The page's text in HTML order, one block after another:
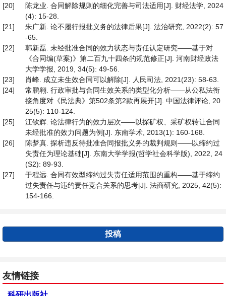
[20]
陈龙业. 合同解除规则的细化完善与司法适用[J]. 财经法学, 2024
(4): 15-28.
[21]
朱广新. 论不履行报批义务的法律后果[J]. 法治研究, 2022(2): 57
-65.
[22]
韩新磊. 未经批准合同的效力状态与责任认定研究——基于对
《合同编(草案)》第二百九十四条的规范修正[J]. 河南财经政法
大学学报, 2019, 34(5): 49-56.
[23]
肖峰. 成立未生效合同可以解除[J]. 人民司法, 2021(23): 58-63.
[24]
常鹏翱. 行政审批与合同生效关系的类型化分析——从公私法衔
接角度对《民法典》第502条第2款再展开[J]. 中国法律评论, 20
25(5): 110-124.
[25]
江钦辉. 论法律行为的效力层次——以探矿权、采矿权转让合同
未经批准的效力问题为例[J]. 东南学术, 2013(1): 160-168.
[26]
陈梦真. 探析违反待批准合同报批义务的裁判规则——以缔约过
失责任为理论基础[J]. 东南大学学报(哲学社会科学版), 2022, 24
(S2): 89-93.
[27]
于程远. 合同有效型缔约过失责任适用范围的重构——基于缔约
过失责任与违约责任竞合关系的思考[J]. 法商研究, 2025, 42(5):
154-166.
投稿
友情链接